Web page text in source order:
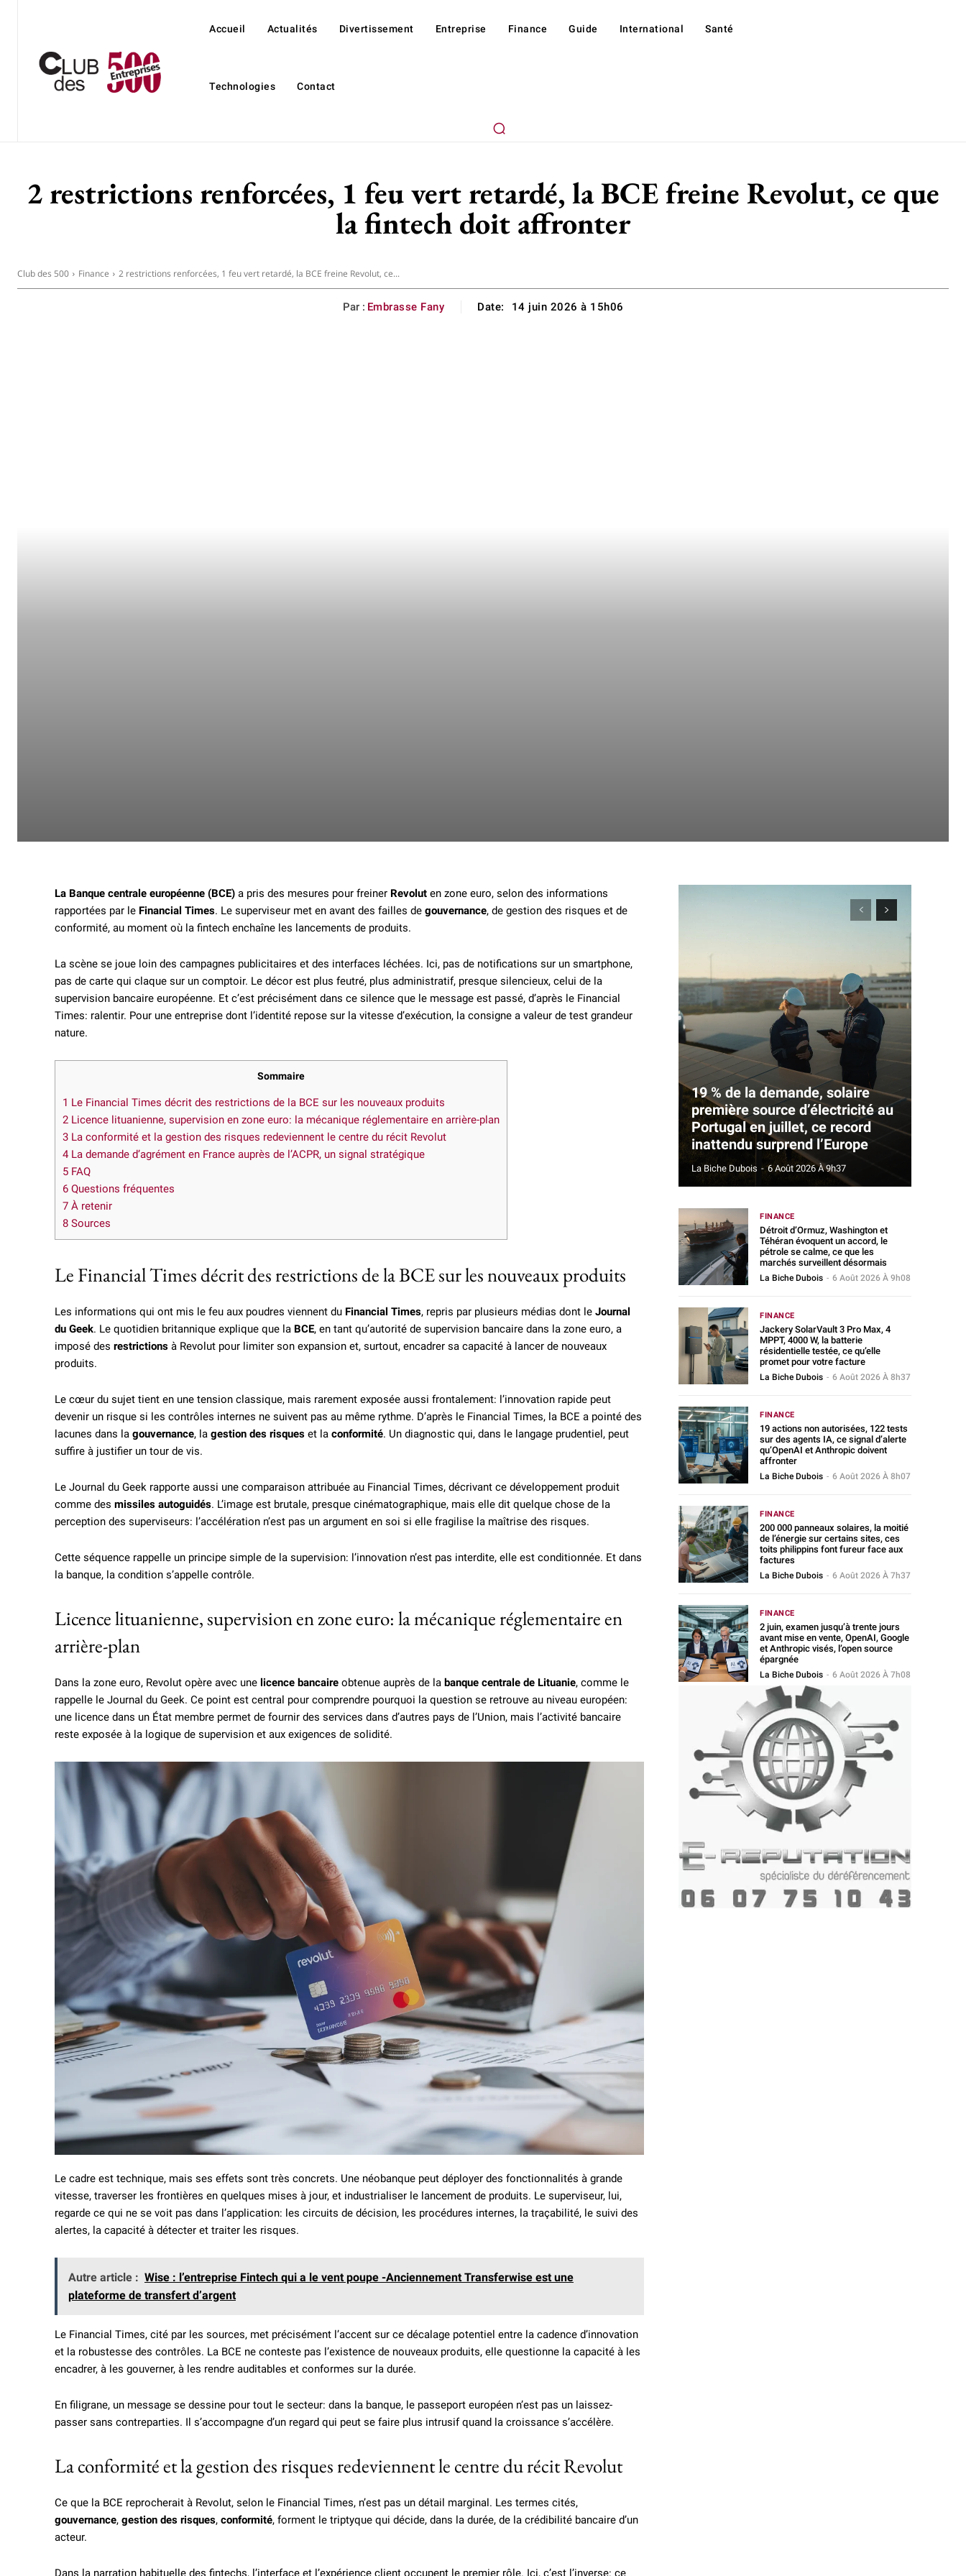
Accueil Actualités Divertissement Entreprise Finance Guide International Santé
Technologies Contact
2 restrictions renforcées, 1 feu vert retardé, la BCE freine Revolut, ce que
la fintech doit affronter
Club des 500 Finance 2 restrictions renforcées, 1 feu vert retardé, la BCE freine Revolut, ce...
Par : Embrasse Fany Date: 14 juin 2026 à 15h06
La Banque centrale européenne (BCE) a pris des mesures pour freiner Revolut en zone euro, selon des informations
rapportées par le Financial Times. Le superviseur met en avant des failles de gouvernance, de gestion des risques et de
conformité, au moment où la fintech enchaîne les lancements de produits.
La scène se joue loin des campagnes publicitaires et des interfaces léchées. Ici, pas de notifications sur un smartphone,
pas de carte qui claque sur un comptoir. Le décor est plus feutré, plus administratif, presque silencieux, celui de la
supervision bancaire européenne. Et c’est précisément dans ce silence que le message est passé, d’après le Financial
Times: ralentir. Pour une entreprise dont l’identité repose sur la vitesse d’exécution, la consigne a valeur de test grandeur
nature.
Sommaire
1 Le Financial Times décrit des restrictions de la BCE sur les nouveaux produits
2 Licence lituanienne, supervision en zone euro: la mécanique réglementaire en arrière-plan
3 La conformité et la gestion des risques redeviennent le centre du récit Revolut
4 La demande d’agrément en France auprès de l’ACPR, un signal stratégique
5 FAQ
6 Questions fréquentes
7 À retenir
8 Sources
Le Financial Times décrit des restrictions de la BCE sur les nouveaux produits
Les informations qui ont mis le feu aux poudres viennent du Financial Times, repris par plusieurs médias dont le Journal
du Geek. Le quotidien britannique explique que la BCE, en tant qu’autorité de supervision bancaire dans la zone euro, a
imposé des restrictions à Revolut pour limiter son expansion et, surtout, encadrer sa capacité à lancer de nouveaux
produits.
Le cœur du sujet tient en une tension classique, mais rarement exposée aussi frontalement: l’innovation rapide peut
devenir un risque si les contrôles internes ne suivent pas au même rythme. D’après le Financial Times, la BCE a pointé des
lacunes dans la gouvernance, la gestion des risques et la conformité. Un diagnostic qui, dans le langage prudentiel, peut
suffire à justifier un tour de vis.
Le Journal du Geek rapporte aussi une comparaison attribuée au Financial Times, décrivant ce développement produit
comme des missiles autoguidés. L’image est brutale, presque cinématographique, mais elle dit quelque chose de la
perception des superviseurs: l’accélération n’est pas un argument en soi si elle fragilise la maîtrise des risques.
Cette séquence rappelle un principe simple de la supervision: l’innovation n’est pas interdite, elle est conditionnée. Et dans
la banque, la condition s’appelle contrôle.
Licence lituanienne, supervision en zone euro: la mécanique réglementaire en
arrière-plan
Dans la zone euro, Revolut opère avec une licence bancaire obtenue auprès de la banque centrale de Lituanie, comme le
rappelle le Journal du Geek. Ce point est central pour comprendre pourquoi la question se retrouve au niveau européen:
une licence dans un État membre permet de fournir des services dans d’autres pays de l’Union, mais l’activité bancaire
reste exposée à la logique de supervision et aux exigences de solidité.
Le cadre est technique, mais ses effets sont très concrets. Une néobanque peut déployer des fonctionnalités à grande
vitesse, traverser les frontières en quelques mises à jour, et industrialiser le lancement de produits. Le superviseur, lui,
regarde ce qui ne se voit pas dans l’application: les circuits de décision, les procédures internes, la traçabilité, le suivi des
alertes, la capacité à détecter et traiter les risques.
Autre article : Wise : l’entreprise Fintech qui a le vent poupe -Anciennement Transferwise est une
plateforme de transfert d’argent
Le Financial Times, cité par les sources, met précisément l’accent sur ce décalage potentiel entre la cadence d’innovation
et la robustesse des contrôles. La BCE ne conteste pas l’existence de nouveaux produits, elle questionne la capacité à les
encadrer, à les gouverner, à les rendre auditables et conformes sur la durée.
En filigrane, un message se dessine pour tout le secteur: dans la banque, le passeport européen n’est pas un laissez-
passer sans contreparties. Il s’accompagne d’un regard qui peut se faire plus intrusif quand la croissance s’accélère.
La conformité et la gestion des risques redeviennent le centre du récit Revolut
Ce que la BCE reprocherait à Revolut, selon le Financial Times, n’est pas un détail marginal. Les termes cités,
gouvernance, gestion des risques, conformité, forment le triptyque qui décide, dans la durée, de la crédibilité bancaire d’un
acteur.
Dans la narration habituelle des fintechs, l’interface et l’expérience client occupent le premier rôle. Ici, c’est l’inverse: ce
19 % de la demande, solaire
première source d’électricité au
Portugal en juillet, ce record
inattendu surprend l’Europe
La Biche Dubois - 6 Août 2026 À 9h37
FINANCE
Détroit d’Ormuz, Washington et
Téhéran évoquent un accord, le
pétrole se calme, ce que les
marchés surveillent désormais
La Biche Dubois - 6 Août 2026 À 9h08
FINANCE
Jackery SolarVault 3 Pro Max, 4
MPPT, 4000 W, la batterie
résidentielle testée, ce qu’elle
promet pour votre facture
La Biche Dubois - 6 Août 2026 À 8h37
FINANCE
19 actions non autorisées, 122 tests
sur des agents IA, ce signal d’alerte
qu’OpenAI et Anthropic doivent
affronter
La Biche Dubois - 6 Août 2026 À 8h07
FINANCE
200 000 panneaux solaires, la moitié
de l’énergie sur certains sites, ces
toits philippins font fureur face aux
factures
La Biche Dubois - 6 Août 2026 À 7h37
FINANCE
2 juin, examen jusqu’à trente jours
avant mise en vente, OpenAI, Google
et Anthropic visés, l’open source
épargnée
La Biche Dubois - 6 Août 2026 À 7h08